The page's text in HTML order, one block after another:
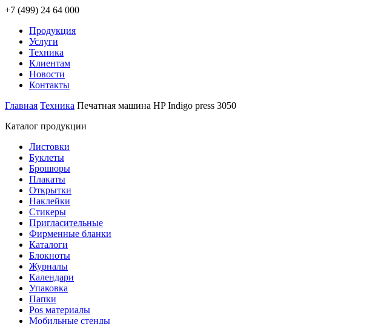
+7 (499) 24 64 000
Продукция
Услуги
Техника
Клиентам
Новости
Контакты
Главная Техника Печатная машина HP Indigo press 3050
Каталог продукции
Листовки
Буклеты
Брошюры
Плакаты
Открытки
Наклейки
Стикеры
Пригласительные
Фирменные бланки
Каталоги
Блокноты
Журналы
Календари
Упаковка
Папки
Pos материалы
Мобильные стенды